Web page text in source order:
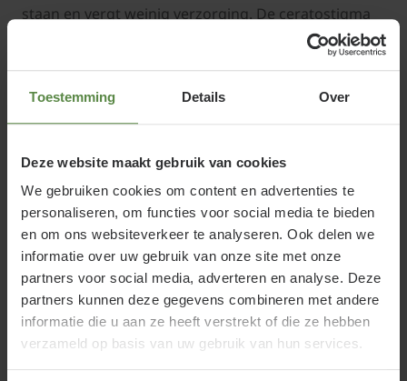
Toestemming Details Over
Deze website maakt gebruik van cookies
We gebruiken cookies om content en advertenties te
personaliseren, om functies voor social media te bieden
en om ons websiteverkeer te analyseren. Ook delen we
informatie over uw gebruik van onze site met onze
partners voor social media, adverteren en analyse. Deze
partners kunnen deze gegevens combineren met andere
informatie die u aan ze heeft verstrekt of die ze hebben
verzameld op basis van uw gebruik van hun services.
staan en vergt weinig verzorging. De ceratostigma
plumbaginoides staat graag vlakbij struiken of
Loodkruid onderhouden
Het onderhoud van loodkruid is vrij simpel. Het
beste snoei je de planten na de winter tot kort
boven de grond terug. Snoeien voor de winter is niet
aan te raden. De plant heeft dan kans op
vorstschade. Bovendien kunt u in het winterseizoen
nog genieten van de prachtige zaadhoofdjes die tot
in het voorjaar aan de plant blijven zitten. In het
voorjaar loopt de plant opnieuw uit met malse